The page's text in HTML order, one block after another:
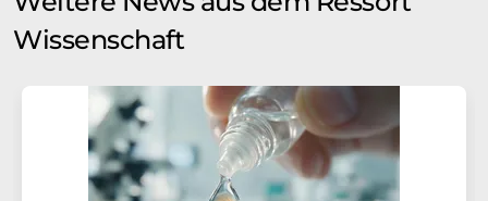
Wissenschaft